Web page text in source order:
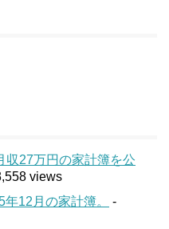
収27万円の家計簿を公
views
12月の家計簿。
-